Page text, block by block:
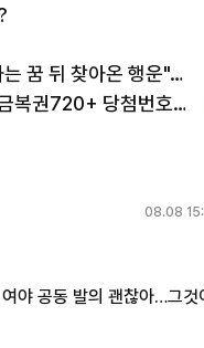
꿈 뒤 찾아온 행운"…
복권720+ 당첨번호조
08.08
야 공동 발의 괜찮아…그것